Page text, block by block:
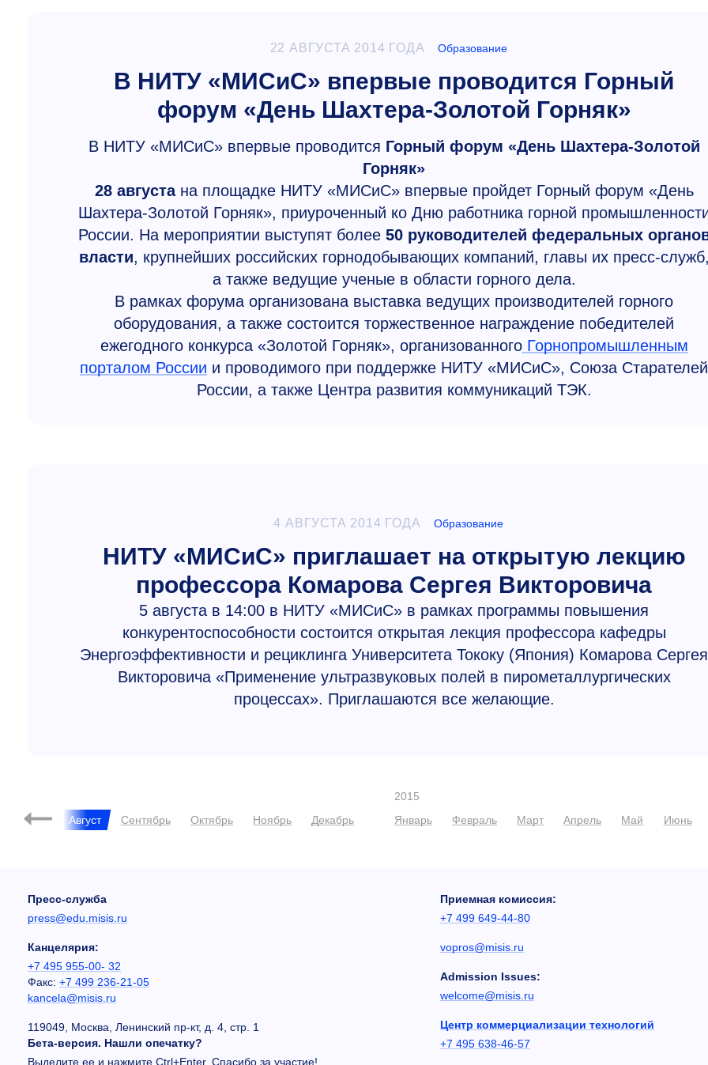
22 АВГУСТА 2014 ГОДА Образование
В НИТУ «МИСиС» впервые проводится Горный
форум «День Шахтера-Золотой Горняк»
В НИТУ «МИСиС» впервые проводится Горный форум «День Шахтера-Золотой
Горняк»
28 августана площадке НИТУ «МИСиС» впервые пройдет Горный форум «День
Шахтера-Золотой Горняк», приуроченный ко Дню работника горной
России. На мероприятии выступят более 50 руководителей федеральных
власти, крупнейших российских горнодобывающих компаний, главы их пресс-служб,
а также ведущие ученые в области горного дела.
В рамках форума организована выставка ведущих производителей горного
оборудования, а также состоится торжественное награждение победителей
ежегодного конкурса «Золотой Горняк», организованногоГорнопромышленным
порталом России и проводимого при поддержке НИТУ «МИСиС», Союза Старателей
России, а также Центра развития коммуникаций ТЭК.
4 АВГУСТА 2014 ГОДА Образование
НИТУ «МИСиС» приглашает на открытую лекцию
профессора Комарова Сергея Викторовича
5 августа в 14:00 в НИТУ «МИСиС» в рамках программы повышения
конкурентоспособности состоится открытая лекция профессора кафедры
Энергоэффективности и рециклинга Университета Тококу (Япония) Комарова Сергея
Викторовича «Применение ультразвуковых полей в пирометаллургических
процессах». Приглашаются все желающие.
Июль Август Сентябрь Октябрь Ноябрь Декабрь
2015
Январь
Февраль Март Апрель Май Июнь
Пресс-служба
press@edu.misis.ru
Канцелярия:
+7 495 955-00- 32
Факс: +7 499 236-21-05
kancela@misis.ru
119049, Москва, Ленинский пр-кт, д. 4, стр. 1
Бета-версия. Нашли опечатку?
Выделите ее и нажмите Ctrl+Enter. Спасибо за участие!
Приемная комиссия:
+7 499 649-44-80
vopros@misis.ru
Admission Issues:
welcome@misis.ru
Центр коммерциализации технологий
+7 495 638-46-57